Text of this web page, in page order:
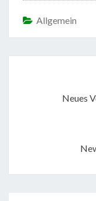
Allgemein
Neues